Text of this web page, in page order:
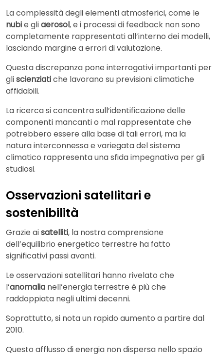
La complessità degli elementi atmosferici, come le
nubie gliaerosol, e i processi di feedback non sono
completamente rappresentati all’interno dei modelli,
lasciando margine a errori di valutazione.
Questa discrepanza pone interrogativi importanti per
gliscienziatiche lavorano su previsioni climatiche
affidabili.
La ricerca si concentra sull’identificazione delle
componenti mancanti o mal rappresentate che
potrebbero essere alla base di tali errori, ma la
natura interconnessa e variegata del sistema
climatico rappresenta una sfida impegnativa per gli
studiosi.
Osservazioni satellitari e
sostenibilità
Grazie aisatelliti, la nostra comprensione
dell’equilibrio energetico terrestre ha fatto
significativi passi avanti.
Le osservazioni satellitari hanno rivelato che
l’anomalia nell’energia terrestre è più che
raddoppiata negli ultimi decenni.
Soprattutto, si nota un rapido aumento a partire dal
2010.
Questo afflusso di energia non dispersa nello spazio